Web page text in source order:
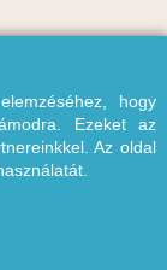
hogy
Ezeket az
Az oldal